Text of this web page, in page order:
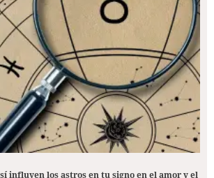
influyen los astros en tu signo en el amor y el